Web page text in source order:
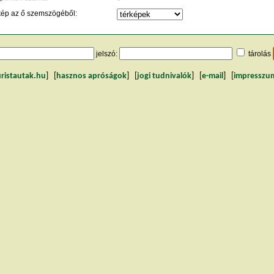
az ő szemszögéből:
jelszó: tárolás
hasznos apróságok jogi tudnivalók e-mail